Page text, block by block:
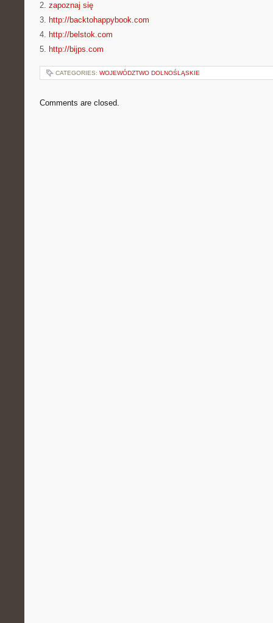
2. zapoznaj się
3. http://backtohappybook.com
4. http://belstok.com
5. http://bijps.com
CATEGORIES: WOJEWÓDZTWO DOLNOŚLĄSKIE
Comments are closed.